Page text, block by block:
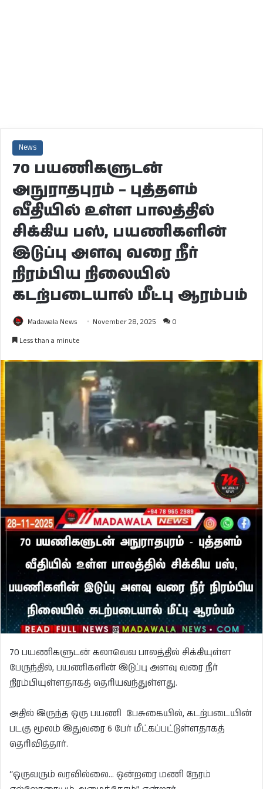
News
70 பயணிகளுடன்
அநுராதபுரம் – புத்தளம்
வீதியில் உள்ள பாலத்தில்
சிக்கிய பஸ், பயணிகளின்
இடுப்பு அளவு வரை நீர்
நிரம்பிய நிலையில்
கடற்படையால் மீட்பு ஆரம்பம்
Madawala News November 28, 2025
0
Less than a minute
70 பயணிகளுடன் கலாவெவ பாலத்தில் சிக்கியுள்ள
பேருந்தில், பயணிகளின் இடுப்பு அளவு வரை நீர்
நிரம்பியுள்ளதாகத் தெரியவந்துள்ளது.
அதில் இருந்த ஒரு பயணி பேசுகையில், கடற்படையின்
படகு மூலம் இதுவரை 6 பேர் மீட்கப்பட்டுள்ளதாகத்
தெரிவித்தார்.
“ஒருவரும் வரவில்லை… ஒன்றரை மணி நேரம்